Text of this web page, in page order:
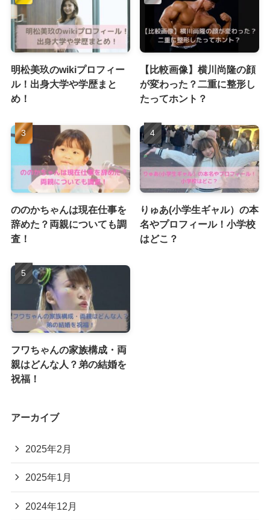
明松美玖のwikiプロフィー
ル！出身大学や学歴まと
め！
【比較画像】横川尚隆の顔
が変わった？二重に整形し
たってホント？
ののかちゃんは現在仕事を
辞めた？両親についても調
査！
りゅあ(小学生ギャル）の本
名やプロフィール！小学校
はどこ？
フワちゃんの家族構成・両
親はどんな人？弟の結婚を
祝福！
アーカイブ
2025年2月
2025年1月
2024年12月